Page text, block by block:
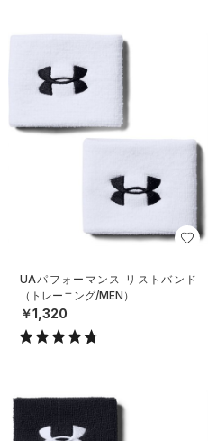
UAパフォーマンス リストバンド
（トレーニング/MEN）
￥1,320